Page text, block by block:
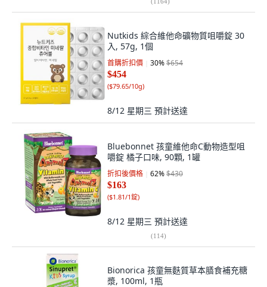
Nutkids 綜合維他命礦物質咀嚼錠 30
入, 57g, 1個
首購折扣價 30%$654
$454
($79.65/10g)
8/12 星期三 預計送達
Bluebonnet 孩童維他命C動物造型咀
嚼錠 橘子口味, 90顆, 1罐
折扣後價格 62%$430
$163
($1.81/1錠)
8/12 星期三 預計送達
(114)
Bionorica 孩童無麩質草本膳食補充糖
漿, 100ml, 1瓶